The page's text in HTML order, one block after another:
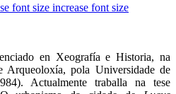
font size increase font size
en Xeografía e Historia, na
Arqueoloxía, pola Universidade de
Actualmente traballa na tese